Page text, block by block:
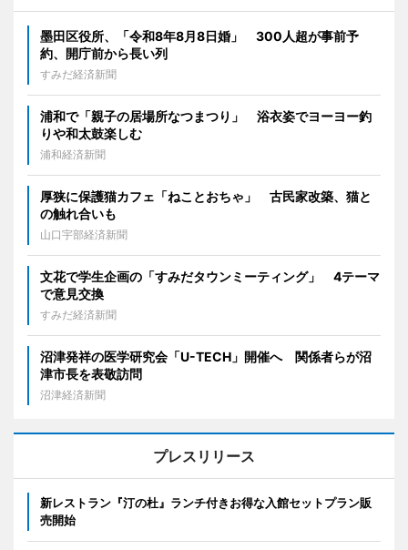
墨田区役所、「令和8年8月8日婚」 300人超が事前予
約、開庁前から長い列
すみだ経済新聞
浦和で「親子の居場所なつまつり」 浴衣姿でヨーヨー釣
りや和太鼓楽しむ
浦和経済新聞
厚狭に保護猫カフェ「ねことおちゃ」 古民家改築、猫と
の触れ合いも
山口宇部経済新聞
文花で学生企画の「すみだタウンミーティング」 4テーマ
で意見交換
すみだ経済新聞
沼津発祥の医学研究会「U-TECH」開催へ 関係者らが沼
津市長を表敬訪問
沼津経済新聞
プレスリリース
新レストラン『汀の杜』ランチ付きお得な入館セットプラン販
売開始